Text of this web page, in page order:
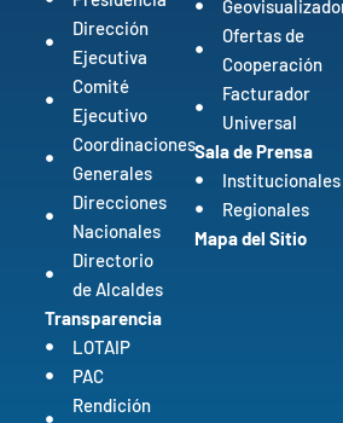
Dirección
Ejecutiva
Comité
Ejecutivo
Coordinaciones
Generales
Direcciones
Nacionales
Directorio
de Alcaldes
Transparencia
LOTAIP
PAC
Rendición
Ofertas de
Cooperación
Facturador
Universal
Sala de Prensa
Institucionales
Regionales
Mapa del Sitio